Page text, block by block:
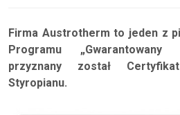
Firma Austrotherm to jeden z
Programu „Gwarantowany
przyznany został
Styropianu.